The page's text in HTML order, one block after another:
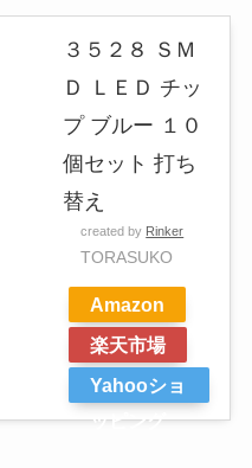
３５２８ ＳＭ
Ｄ ＬＥＤ チッ
プ ブルー １０
個セット 打ち
替え
created by Rinker
TORASUKO
Amazon
楽天市場
Yahooショ
ッピング